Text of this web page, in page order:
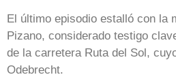
El último episodio estalló con la
Pizano, considerado testigo
de la carretera Ruta del Sol,
Odebrecht.